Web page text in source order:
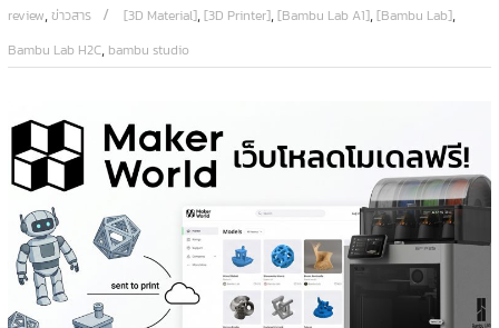
review,ข่าวสาร [3D Material],[3D Printer],[Bambu Lab A1],[Bambu Lab],
Bambu Lab H2C, bambu studio